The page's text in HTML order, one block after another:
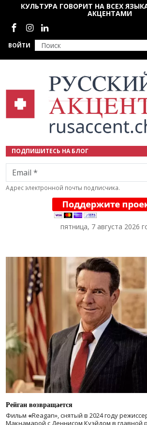
Перейти к основному содержанию
ВОЙТИ
КУЛЬТУРА ГОВОРИТ НА ВСЕХ
АКЦЕНТАМИ
Социальные сети
ПОДПИШИТЕСЬ НА БЛОГ
Email
Адрес электронной почты подписчика.
пятница, 7 августа 2026
Рейган возвращается
Фильм «Reagan», снятый в 2024 году
Макнамарой с Деннисом Куэйдом в главной